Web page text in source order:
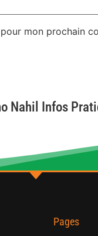
mon prochain
Nahil Infos
Pages